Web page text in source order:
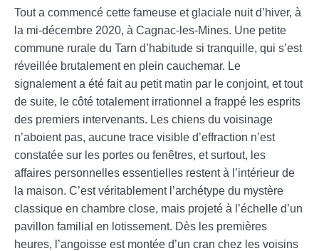
Tout a commencé cette fameuse et glaciale nuit d’hiver, à
la mi-décembre 2020, à Cagnac-les-Mines. Une petite
commune rurale du Tarn d’habitude si tranquille, qui s’est
réveillée brutalement en plein cauchemar. Le
signalement a été fait au petit matin par le conjoint, et tout
de suite, le côté totalement irrationnel a frappé les esprits
des premiers intervenants. Les chiens du voisinage
n’aboient pas, aucune trace visible d’effraction n’est
constatée sur les portes ou fenêtres, et surtout, les
affaires personnelles essentielles restent à l’intérieur de
la maison. C’est véritablement l’archétype du mystère
classique en chambre close, mais projeté à l’échelle d’un
pavillon familial en lotissement. Dès les premières
heures, l’angoisse est montée d’un cran chez les voisins